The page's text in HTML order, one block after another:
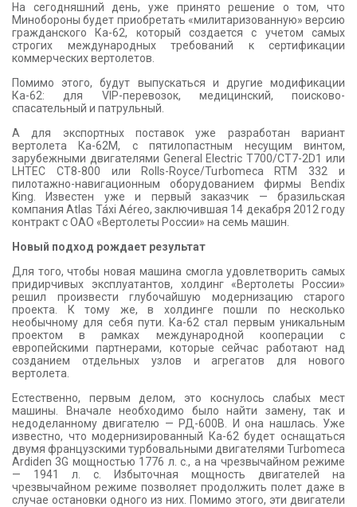
На сегодняшний день, уже принято решение о том, что
Минобороны будет приобретать «милитаризованную» версию
гражданского Ка-62, который создается с учетом самых
строгих международных требований к сертификации
коммерческих вертолетов.
Помимо этого, будут выпускаться и другие модификации
Ка-62: для VIP-перевозок, медицинский, поисково-
спасательный и патрульный.
А для экспортных поставок уже разработан вариант
вертолета Ка-62М, с пятилопастным несущим винтом,
зарубежными двигателями General Electric T700/CT7-2D1 или
LHTEC CT8-800 или Rolls-Royce/Turbomeca RTM 332 и
пилотажно-навигационным оборудованием фирмы Bendix
King. Известен уже и первый заказчик — бразильская
компания Atlas Táxi Aéreo, заключившая 14 декабря 2012 году
контракт с ОАО «Вертолеты России» на семь машин.
Новый подход рождает результат
Для того, чтобы новая машина смогла удовлетворить самых
придирчивых эксплуатантов, холдинг «Вертолеты России»
решил произвести глубочайшую модернизацию старого
проекта. К тому же, в холдинге пошли по несколько
необычному для себя пути. Ка-62 стал первым уникальным
проектом в рамках международной кооперации с
европейскими партнерами, которые сейчас работают над
созданием отдельных узлов и агрегатов для нового
вертолета.
Естественно, первым делом, это коснулось слабых мест
машины. Вначале необходимо было найти замену, так и
недоделанному двигателю — РД-600В. И она нашлась. Уже
известно, что модернизированный Ка-62 будет оснащаться
двумя французскими турбовальными двигателями Turbomeca
Ardiden 3G мощностью 1776 л. с., а на чрезвычайном режиме
— 1941 л. с. Избыточная мощность двигателей на
чрезвычайном режиме позволяет продолжить полет даже в
случае остановки одного из них. Помимо этого, эти двигатели